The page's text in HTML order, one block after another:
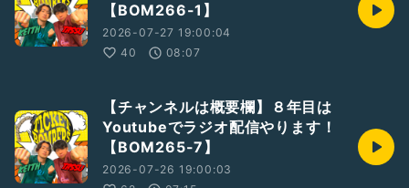
【BOM266-1】
2026-07-27 19:00:04
40
08:07
【チャンネルは概要欄】８年目は
Youtubeでラジオ配信やります！
【BOM265-7】
2026-07-26 19:00:03